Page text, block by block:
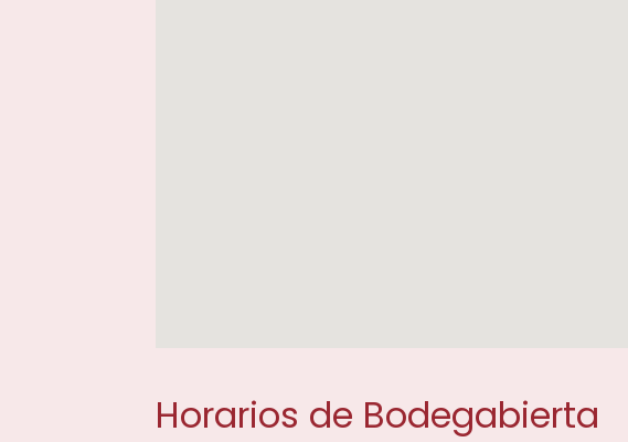
Horarios de Bodegabierta